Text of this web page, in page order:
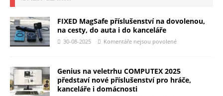
FIXED MagSafe příslušenství na dovolenou,
na cesty, do auta i do kanceláře
30-08-2025 Komentáře nejsou povolené
Genius na veletrhu COMPUTEX 2025
představí nové příslušenství pro hráče,
kanceláře i domácnosti